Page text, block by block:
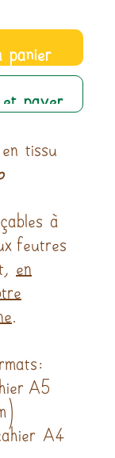
panier
et payer
tissu
à
feutres
A5
A4